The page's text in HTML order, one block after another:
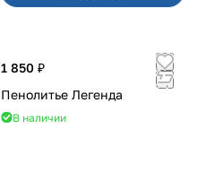
1 850 ₽
Пенолитье Легенда
В наличии